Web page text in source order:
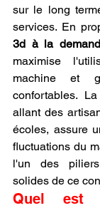
sur le long
services. En
3d à la
maximise
machine et
confortables.
allant des
écoles, assure
fluctuations du
l'un des
solides de ce
Quel est